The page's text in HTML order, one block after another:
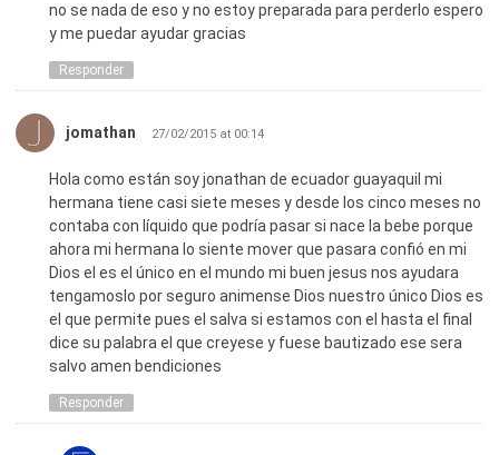
no se nada de eso y no estoy preparada para perderlo espero
y me puedar ayudar gracias
Responder
jomathan 27/02/2015 at 00:14
Hola como están soy jonathan de ecuador guayaquil mi
hermana tiene casi siete meses y desde los cinco meses no
contaba con líquido que podría pasar si nace la bebe porque
ahora mi hermana lo siente mover que pasara confió en mi
Dios el es el único en el mundo mi buen jesus nos ayudara
tengamoslo por seguro animense Dios nuestro único Dios es
el que permite pues el salva si estamos con el hasta el final
dice su palabra el que creyese y fuese bautizado ese sera
salvo amen bendiciones
Responder